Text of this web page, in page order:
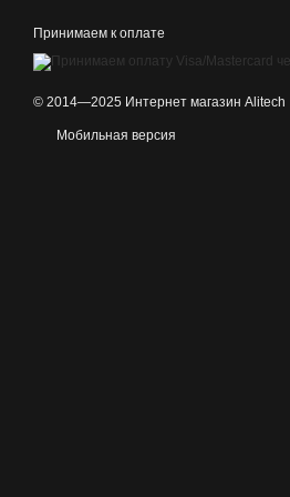
Принимаем к оплате
© 2014—2025 Интернет магазин Alitech
Мобильная версия